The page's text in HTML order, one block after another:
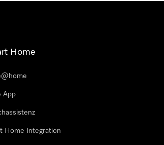
Home
App
Home Integration